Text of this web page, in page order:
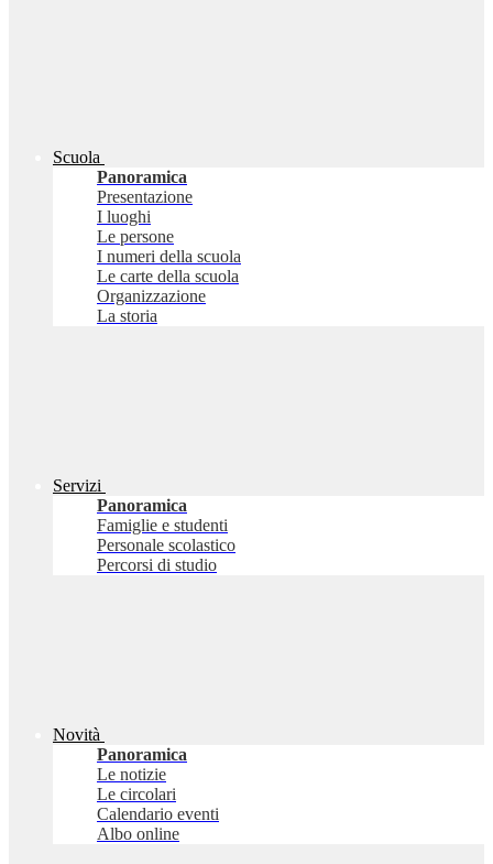
Scuola
Panoramica
Presentazione
I luoghi
Le persone
I numeri della scuola
Le carte della scuola
Organizzazione
La storia
Servizi
Panoramica
Famiglie e studenti
Personale scolastico
Percorsi di studio
Novità
Panoramica
Le notizie
Le circolari
Calendario eventi
Albo online